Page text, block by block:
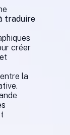
traduire
créer
la